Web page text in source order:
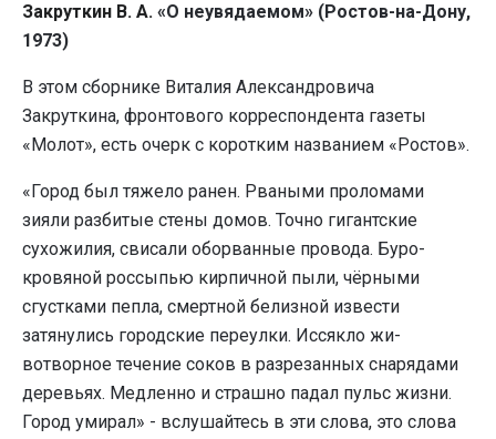
Закруткин В. А. «О неувядаемом» (Ростов-на-Дону,
1973)
В этом сборнике Виталия Александровича
Закруткина, фронтового корреспондента газеты
«Молот», есть очерк с коротким названием «Ростов».
«Город был тяжело ранен. Рваными проломами
зияли разбитые стены домов. Точно гигантские
сухожилия, свисали оборванные провода. Буро-
кровяной россыпью кир­пичной пыли, чёрными
сгустками пепла, смертной белиз­ной извести
затянулись городские переулки. Иссякло жи­
вотворное течение соков в разрезанных снарядами
деревь­ях. Медленно и страшно падал пульс жизни.
Город умирал» - вслушайтесь в эти слова, это слова